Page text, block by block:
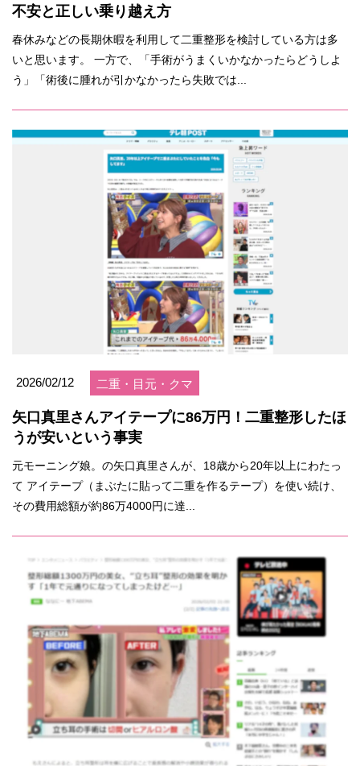
不安と正しい乗り越え方
春休みなどの長期休暇を利用して二重整形を検討している方は多
いと思います。 一方で、「手術がうまくいかなかったらどうしよ
う」「術後に腫れが引かなかったら失敗では...
2026/02/12 二重・目元・クマ
矢口真里さんアイテープに86万円！二重整形したほ
うが安いという事実
元モーニング娘。の矢口真里さんが、18歳から20年以上にわたっ
て アイテープ（まぶたに貼って二重を作るテープ）を使い続け、
その費用総額が約86万4000円に達...